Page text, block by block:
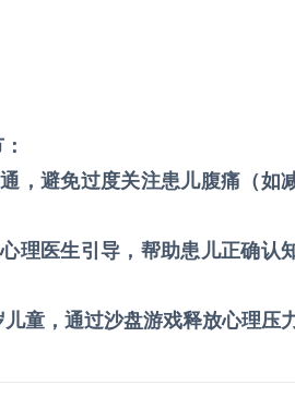
，避免过度关注患儿腹痛（如
理医生引导，帮助患儿正确认
童，通过沙盘游戏释放心理压